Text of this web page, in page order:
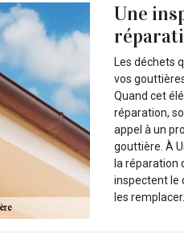
Une
Les déchets
vos
Quand cet
réparation,
appel à un
gouttière. À
la réparation
inspectent le
les remplacer.